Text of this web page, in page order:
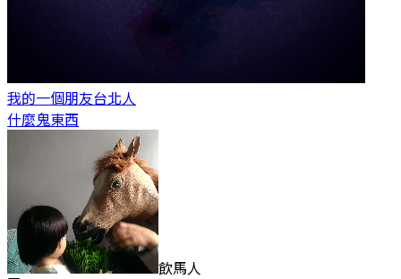
我的一個朋友台北人
什麼鬼東西
飲馬人